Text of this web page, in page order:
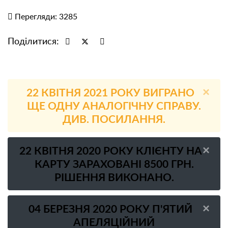
Перегляди: 3285
Поділитися:
×
22 КВІТНЯ 2021 РОКУ ВИГРАНО
ЩЕ ОДНУ АНАЛОГІЧНУ СПРАВУ.
ДИВ. ПОСИЛАННЯ.
×
22 КВІТНЯ 2020 РОКУ КЛІЄНТУ НА
КАРТУ ЗАРАХОВАНІ 8500 ГРН.
РІШЕННЯ ВИКОНАНО.
×
04 БЕРЕЗНЯ 2020 РОКУ П'ЯТИЙ
АПЕЛЯЦІЙНИЙ